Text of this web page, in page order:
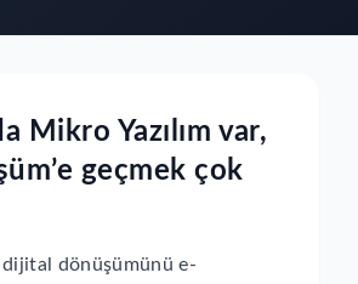
Mikro Yazılım var,
geçmek çok
dijital dönüşümünü e-